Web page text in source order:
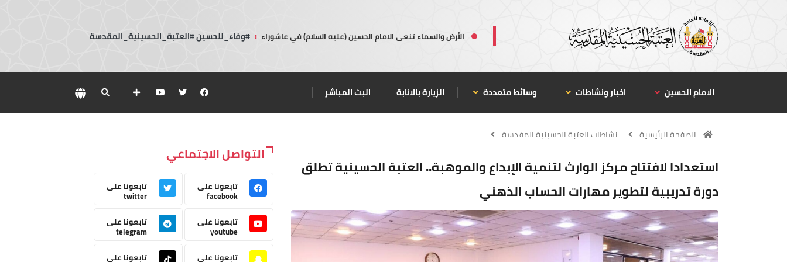
الأرض والسماء تنعى الامام الحسين (عليه السلام) في عاشوراء : #وفاء_للحسين #العتبة_الحسينية_المقدسة
الامام الحسين اخبار ونشاطات وسائط متعددة الزيارة بالانابة البث المباشر
الصفحة الرئيسية نشاطات العتبة الحسينية المقدسة
استعدادا لافتتاح مركز الوارث لتنمية الإبداع والموهبة.. العتبة الحسينية تطلق
دورة تدريبية لتطوير مهارات الحساب الذهني
التواصل الاجتماعي
تابعونا على
facebook
تابعونا على
twitter
تابعونا على
youtube
تابعونا على
telegram
تابعونا على
تابعونا على